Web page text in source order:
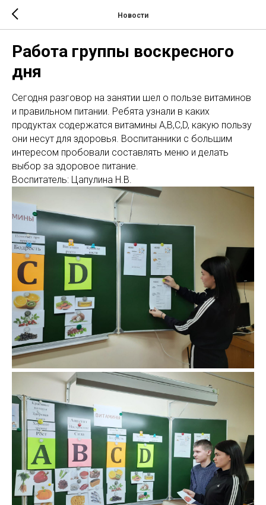
Новости
Работа группы воскресного
дня
Сегодня разговор на занятии шел о пользе витаминов
и правильном питании. Ребята узнали в каких
продуктах содержатся витамины A,B,C,D, какую пользу
они несут для здоровья. Воспитанники с большим
интересом пробовали составлять меню и делать
выбор за здоровое питание.
Воспитатель: Цапулина Н.В.